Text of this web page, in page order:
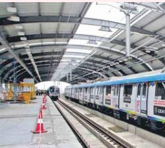
Future City:
విమానాశ్రయం
మెట్రో రైలు
వ్రాసిన వారు Sirish Praharaju Sep 09,
ఈ వార్తాకథనం ఏంటి